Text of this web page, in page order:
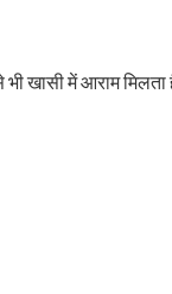
खासी में आराम